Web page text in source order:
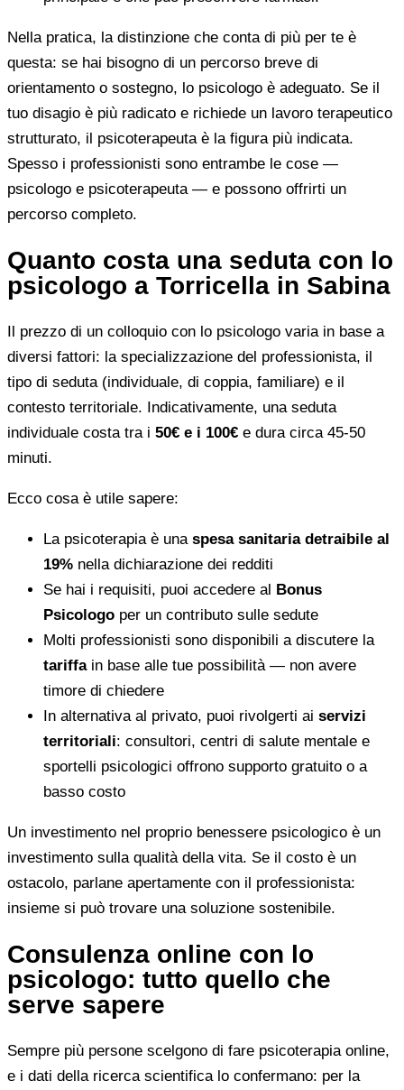
Nella pratica, la distinzione che conta di più per te è
questa: se hai bisogno di un percorso breve di
orientamento o sostegno, lo psicologo è adeguato. Se il
tuo disagio è più radicato e richiede un lavoro terapeutico
strutturato, il psicoterapeuta è la figura più indicata.
Spesso i professionisti sono entrambe le cose —
psicologo e psicoterapeuta — e possono offrirti un
percorso completo.
Quanto costa una seduta con lo
psicologo a Torricella in Sabina
Il prezzo di un colloquio con lo psicologo varia in base a
diversi fattori: la specializzazione del professionista, il
tipo di seduta (individuale, di coppia, familiare) e il
contesto territoriale. Indicativamente, una seduta
individuale costa tra i 50€ e i 100€ e dura circa 45-50
minuti.
Ecco cosa è utile sapere:
La psicoterapia è una spesa sanitaria detraibile al
19% nella dichiarazione dei redditi
Se hai i requisiti, puoi accedere al Bonus
Psicologo per un contributo sulle sedute
Molti professionisti sono disponibili a discutere la
tariffain base alle tue possibilità — non avere
timore di chiedere
In alternativa al privato, puoi rivolgerti ai servizi
territoriali: consultori, centri di salute mentale e
sportelli psicologici offrono supporto gratuito o a
basso costo
Un investimento nel proprio benessere psicologico è un
investimento sulla qualità della vita. Se il costo è un
ostacolo, parlane apertamente con il professionista:
insieme si può trovare una soluzione sostenibile.
Consulenza online con lo
psicologo: tutto quello che
serve sapere
Sempre più persone scelgono di fare psicoterapia online,
e i dati della ricerca scientifica lo confermano: per la